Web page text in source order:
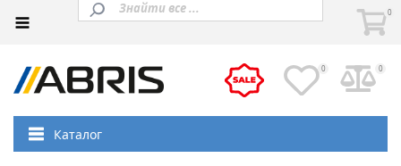
0
0 0
Каталог